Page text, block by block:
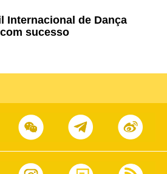
Internacional de Dança
sucesso